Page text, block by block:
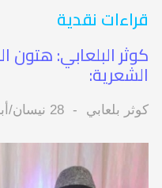
قراءات نقدية
كوثر البلعابي:
الشعرية:
كوثر بلعابي 28 نيسان/أبريل 2025